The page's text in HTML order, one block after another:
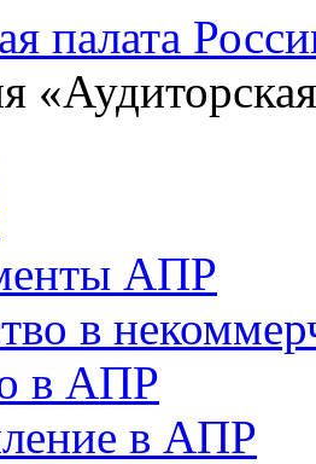
палата
АПР
в
в АПР
в АПР